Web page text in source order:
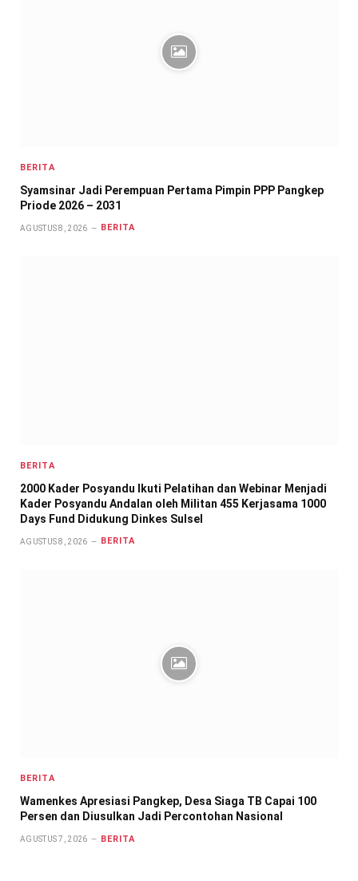
BERITA
Syamsinar Jadi Perempuan Pertama Pimpin PPP Pangkep
Priode 2026 – 2031
AGUSTUS 8, 2026 BERITA
BERITA
2000 Kader Posyandu Ikuti Pelatihan dan Webinar Menjadi
Kader Posyandu Andalan oleh Militan 455 Kerjasama 1000
Days Fund Didukung Dinkes Sulsel
AGUSTUS 8, 2026 BERITA
BERITA
Wamenkes Apresiasi Pangkep, Desa Siaga TB Capai 100
Persen dan Diusulkan Jadi Percontohan Nasional
AGUSTUS 7, 2026 BERITA